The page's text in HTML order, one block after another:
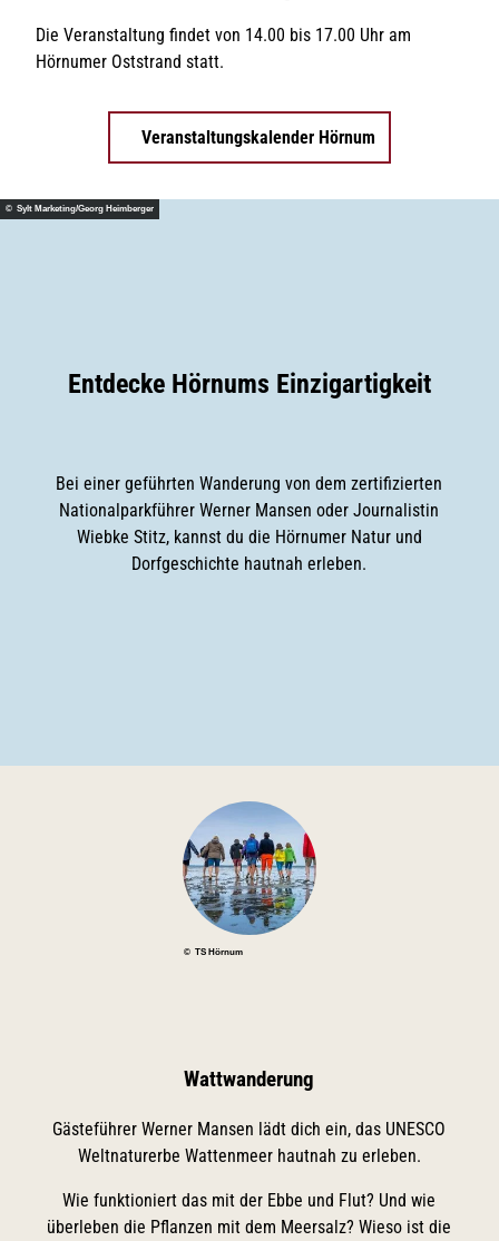
Die Veranstaltung findet von 14.00 bis 17.00 Uhr am
Hörnumer Oststrand statt.
Veranstaltungskalender Hörnum
© Sylt Marketing/Georg Heimberger
Entdecke Hörnums Einzigartigkeit
Bei einer geführten Wanderung von dem zertifizierten
Nationalparkführer Werner Mansen oder Journalistin
Wiebke Stitz, kannst du die Hörnumer Natur und
Dorfgeschichte hautnah erleben.
© TS Hörnum
Wattwanderung
Gästeführer Werner Mansen lädt dich ein, das UNESCO
Weltnaturerbe Wattenmeer hautnah zu erleben.
Wie funktioniert das mit der Ebbe und Flut? Und wie
überleben die Pflanzen mit dem Meersalz? Wieso ist die